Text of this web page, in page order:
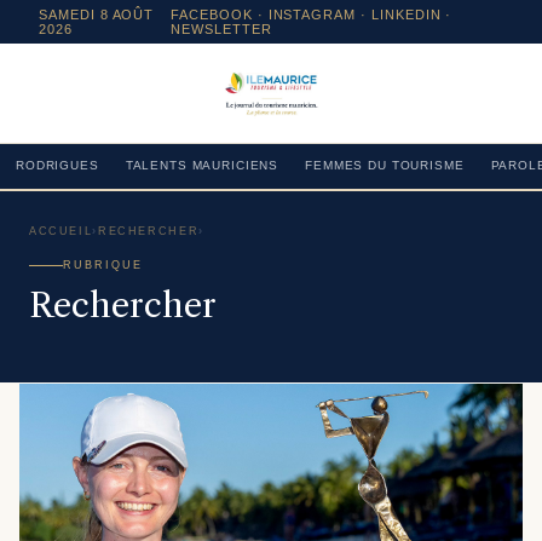
SAMEDI 8 AOÛT
2026
FACEBOOK · INSTAGRAM · LINKEDIN ·
NEWSLETTER
RODRIGUES TALENTS MAURICIENS FEMMES DU TOURISME
ACCUEIL › RECHERCHER ›
RUBRIQUE
Rechercher